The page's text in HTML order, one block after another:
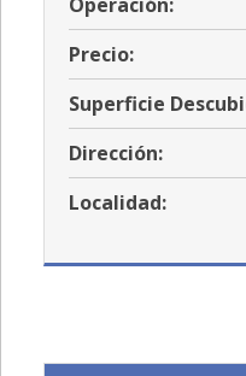
Precio:
Superficie
Dirección:
Localidad: